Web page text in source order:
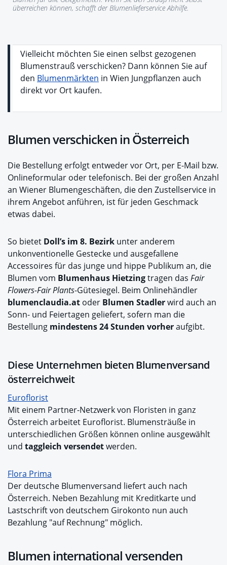
überreichen können, schafft der Blumenlieferservice Abhilfe.
Vielleicht möchten Sie einen selbst gezogenen
Blumenstrauß verschicken? Dann können Sie auf
den Blumenmärkten in Wien Jungpflanzen auch
direkt vor Ort kaufen.
Blumen verschicken in Österreich
Die Bestellung erfolgt entweder vor Ort, per E-Mail bzw.
Onlineformular oder telefonisch. Bei der großen Anzahl
an Wiener Blumengeschäften, die den Zustellservice in
ihrem Angebot anführen, ist für jeden Geschmack
etwas dabei.
So bietet Doll’s im 8. Bezirk unter anderem
unkonventionelle Gestecke und ausgefallene
Accessoires für das junge und hippe Publikum an, die
Blumen vom Blumenhaus Hietzingtragen das Fair
Flowers-FairPlants-Gütesiegel. Beim Onlinehändler
blumenclaudia.at oder Blumen Stadlerwird auch an
Sonn- und Feiertagen geliefert, sofern man die
Bestellung mindestens 24 Stunden vorheraufgibt.
Diese Unternehmen bieten Blumenversand
österreichweit
Euroflorist
Mit einem Partner-Netzwerk von Floristen in ganz
Österreich arbeitet Euroflorist. Blumensträuße in
unterschiedlichen Größen können online ausgewählt
und taggleich versendetwerden.
Flora Prima
Der deutsche Blumenversand liefert auch nach
Österreich. Neben Bezahlung mit Kreditkarte und
Lastschrift von deutschem Girokonto nun auch
Bezahlung "auf Rechnung" möglich.
Blumen international versenden